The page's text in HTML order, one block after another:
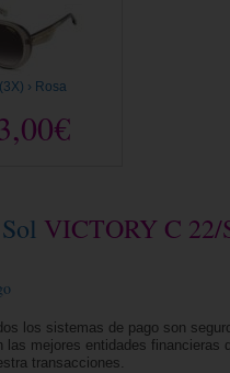
› Rosa
VICTORY C 22/
los sistemas de pago son
las mejores entidades financieras
transacciones.